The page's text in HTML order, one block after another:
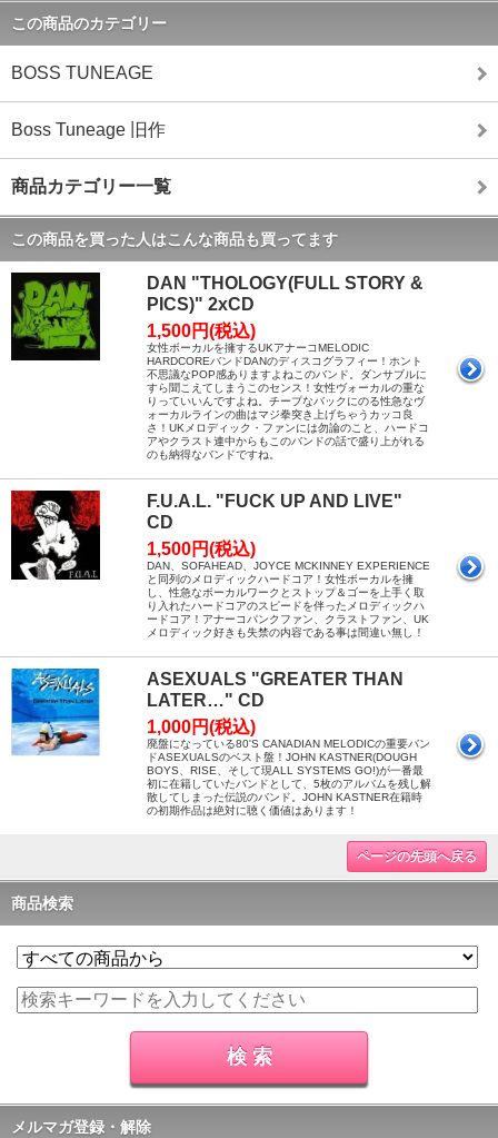
この商品のカテゴリー
BOSS TUNEAGE
Boss Tuneage 旧作
商品カテゴリー一覧
この商品を買った人はこんな商品も買ってます
DAN "THOLOGY(FULL STORY &
PICS)" 2xCD
1,500円(税込)
女性ボーカルを擁するUKアナーコMELODIC
HARDCOREバンドDANのディスコグラフィー！ホント
不思議なPOP感ありますよねこのバンド。ダンサブルに
すら聞こえてしまうこのセンス！女性ヴォーカルの重な
りっていいんですよね。チープなバックにのる性急なヴ
ォーカルラインの曲はマジ拳突き上げちゃうカッコ良
さ！UKメロディック・ファンには勿論のこと、ハードコ
アやクラスト連中からもこのバンドの話で盛り上がれる
のも納得なバンドですね。
F.U.A.L. "FUCK UP AND LIVE"
CD
1,500円(税込)
DAN、SOFAHEAD、JOYCE MCKINNEY EXPERIENCE
と同列のメロディックハードコア！女性ボーカルを擁
し、性急なボーカルワークとストップ＆ゴーを上手く取
り入れたハードコアのスピードを伴ったメロディックハ
ードコア！アナーコパンクファン、クラストファン、UK
メロディック好きも失禁の内容である事は間違い無し！
ASEXUALS "GREATER THAN
LATER…" CD
1,000円(税込)
廃盤になっている80'S CANADIAN MELODICの重要バン
ドASEXUALSのベスト盤！JOHN KASTNER(DOUGH
BOYS、RISE、そして現ALL SYSTEMS GO!)が一番最
初に在籍していたバンドとして、5枚のアルバムを残し解
散してしまった伝説のバンド。JOHN KASTNER在籍時
の初期作品は絶対に聴く価値はあります！
ページの先頭へ戻る
商品検索
メルマガ登録・解除